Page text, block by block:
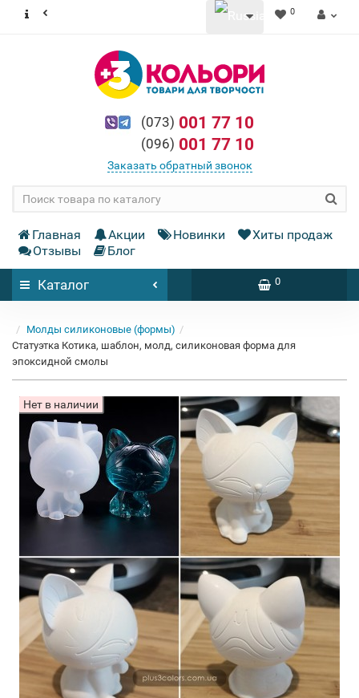
0
(073) 001 77 10
(096) 001 77 10
Заказать обратный звонок
Главная Акции Новинки
Хиты продаж
Отзывы
Блог
Каталог 0
Молды силиконовые (формы)
Статуэтка Котика, шаблон, молд, силиконовая форма для
эпоксидной смолы
Нет в наличии